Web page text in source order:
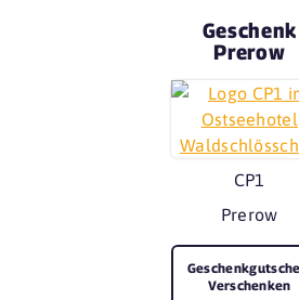
Geschenk
Prerow
CP1
Prerow
Verschenken